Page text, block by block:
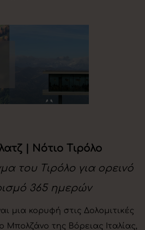
| Νότιο Τιρόλο
του Τιρόλο για ορεινό
365 ημερών
μια κορυφή στις Δολομιτικές
Μπολζάνο της Βόρειας Ιταλίας,